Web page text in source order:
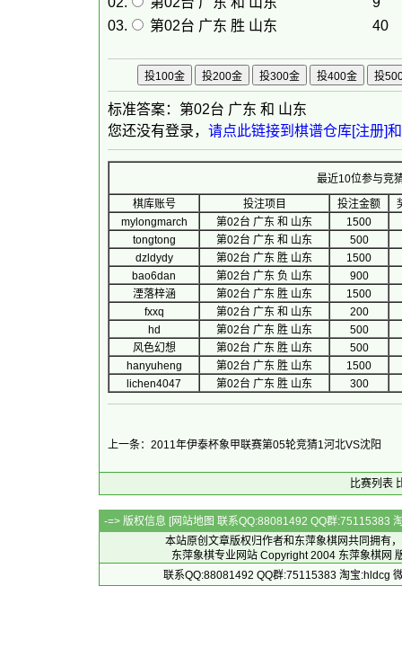
03.
第02台 广东 胜 山东 40
标准答案：第02台 广东 和 山东
您还没有登录， 请点此链接到棋谱仓库[注册]
最近10位参与竞
棋库账号
投注项目 投注金额
mylongmarch
第02台 广东 和 山东
1500
tongtong
第02台 广东 和 山东
500
dzldydy
第02台 广东 胜 山东
1500
bao6dan
第02台 广东 负 山东
900
湮落梓涵
第02台 广东 胜 山东
1500
fxxq
第02台 广东 和 山东
200
hd
第02台 广东 胜 山东
500
风色幻想
第02台 广东 胜 山东
500
hanyuheng
第02台 广东 胜 山东
1500
lichen4047
第02台 广东 胜 山东 300
上一条：2011年伊泰杯象甲联赛第05轮竞猜1河北VS沈阳
比赛列表
-=> 版权信息 [网站地图 联系QQ:88081492 QQ群:75115383
本站原创文章版权归作者和 东萍象棋网共同拥有
东萍象棋专业网站 Copyright 2004 东萍象棋网
联系QQ:88081492 QQ群:75115383 淘宝:hldcg